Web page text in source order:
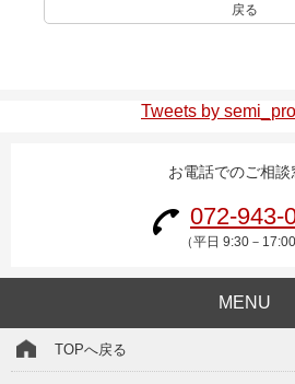
Tweets by
お電話でのご相談
072-943-
（平日 9:30－17:00
MENU
TOPへ戻る